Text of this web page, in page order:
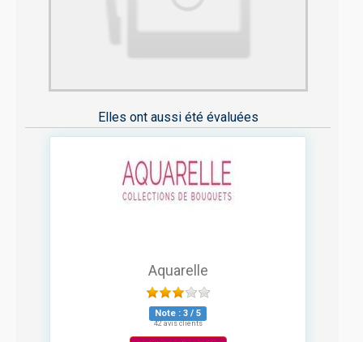
Elles ont aussi été évaluées
Aquarelle
Note : 3 / 5
42 avis clients